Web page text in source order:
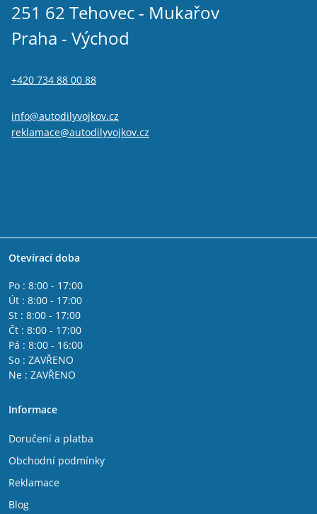
251 62 Tehovec - Mukařov
Praha - Východ
+420 734 88 00 88
info@autodilyvojkov.cz
reklamace@autodilyvojkov.cz
Otevírací doba
Po : 8:00 - 17:00
Út : 8:00 - 17:00
St : 8:00 - 17:00
Čt : 8:00 - 17:00
Pá : 8:00 - 16:00
So : ZAVŘENO
Ne : ZAVŘENO
Informace
Doručení a platba
Obchodní podmínky
Reklamace
Blog